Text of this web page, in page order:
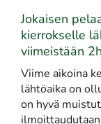
Jokaisen
kierrokselle
viimeistään
Viime aikoina
lähtöaika on
on hyvä
ilmoittaudutaan